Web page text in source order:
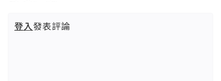
登入發表評論